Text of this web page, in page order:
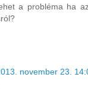
a probléma ha
november 23.